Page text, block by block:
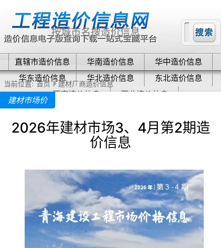
直辖市造价信息 华南造价信息
华中造价信息
华东造价信息
华北造价信息
东北造价信息
西南造价信息
西北造价信息
当前位置: 首页 建材厂商造价信息
建材市场价
2026年建材市场3、4月第2期造
价信息